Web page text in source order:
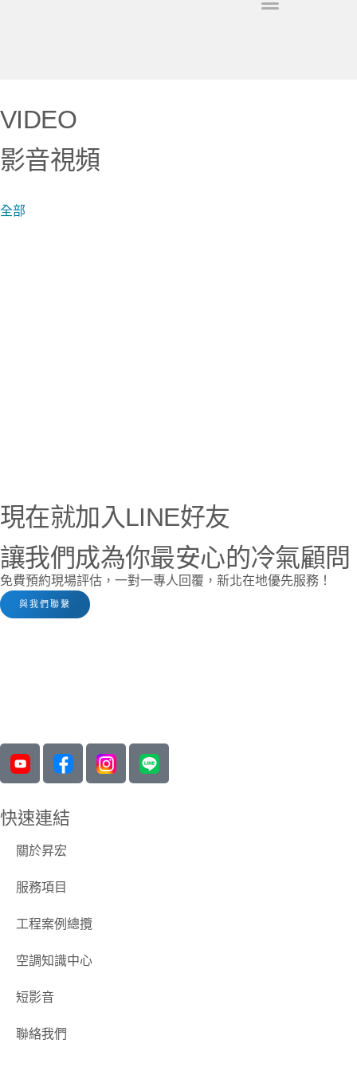
VIDEO
影音視頻
全部
現在就加入LINE好友
讓我們成為你最安心的冷氣顧問
免費預約現場評估，一對一專人回覆，新北在地優先服務！
與我們聯繫
快速連結
關於昇宏
服務項目
工程案例總攬
空調知識中心
短影音
聯絡我們